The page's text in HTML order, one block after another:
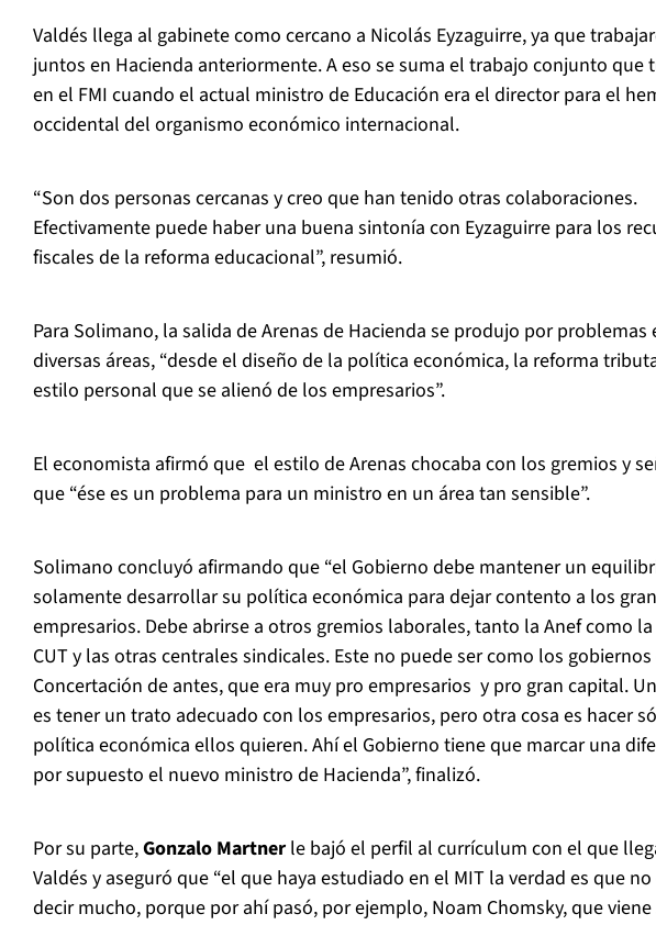
Valdés llega al gabinete como cercano a Nicolás Eyzaguirre, ya que
juntos en Hacienda anteriormente. A eso se suma el trabajo conjunto que
en el FMI cuando el actual ministro de Educación era el director para el
occidental del organismo económico internacional.
“Son dos personas cercanas y creo que han tenido otras colaboraciones.
Efectivamente puede haber una buena sintonía con Eyzaguirre para los
fiscales de la reforma educacional”, resumió.
Para Solimano, la salida de Arenas de Hacienda se produjo por problemas
diversas áreas, “desde el diseño de la política económica, la reforma
estilo personal que se alienó de los empresarios”.
El economista afirmó que el estilo de Arenas chocaba con los gremios y
que “ése es un problema para un ministro en un área tan sensible”.
Solimano concluyó afirmando que “el Gobierno debe mantener un
solamente desarrollar su política económica para dejar contento a los
empresarios. Debe abrirse a otros gremios laborales, tanto la Anef como
CUT y las otras centrales sindicales. Este no puede ser como los
Concertación de antes, que era muy pro empresarios y pro gran capital.
es tener un trato adecuado con los empresarios, pero otra cosa es hacer
política económica ellos quieren. Ahí el Gobierno tiene que marcar una
por supuesto el nuevo ministro de Hacienda”, finalizó.
Por su parte,Gonzalo Martner le bajó el perfil al currículum con el que
Valdés y aseguró que “el que haya estudiado en el MIT la verdad es que
decir mucho, porque por ahí pasó, por ejemplo, Noam Chomsky, que